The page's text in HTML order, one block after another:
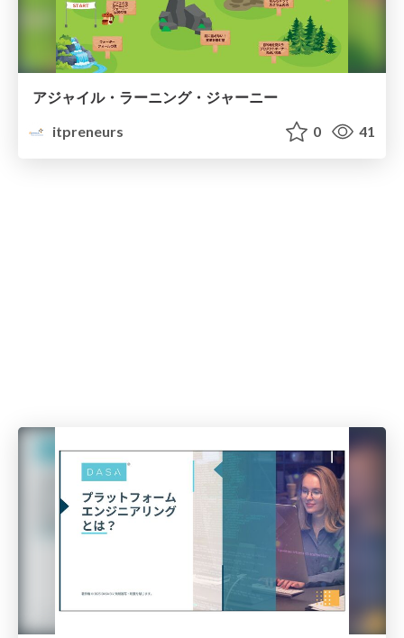
アジャイル・ラーニング・ジャーニー
itpreneurs
0 41